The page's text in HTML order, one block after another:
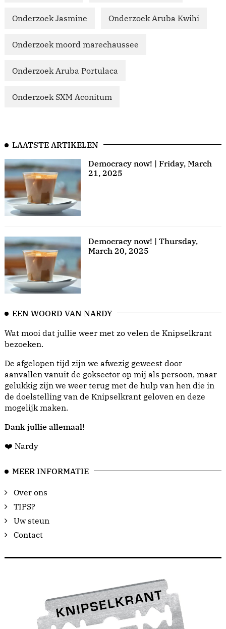
Onderzoek Jasmine Onderzoek Aruba Kwihi
Onderzoek moord marechaussee
Onderzoek Aruba Portulaca
Onderzoek SXM Aconitum
LAATSTE ARTIKELEN
Democracy now! | Friday, March
21, 2025
Democracy now! | Thursday,
March 20, 2025
EEN WOORD VAN NARDY
Wat mooi dat jullie weer met zo velen de Knipselkrant
bezoeken.
De afgelopen tijd zijn we afwezig geweest door
aanvallen vanuit de goksector op mij als persoon, maar
gelukkig zijn we weer terug met de hulp van hen die in
de doelstelling van de Knipselkrant geloven en deze
mogelijk maken.
Dank jullie allemaal!
❤️ Nardy
MEER INFORMATIE
Over ons
TIPS?
Uw steun
Contact